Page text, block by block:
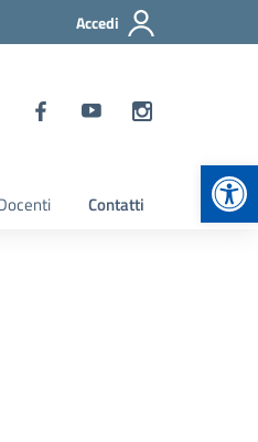
Accedi
Contatti